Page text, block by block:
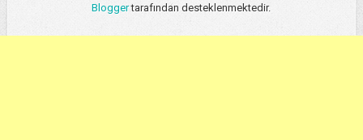
Bloggertarafından desteklenmektedir.